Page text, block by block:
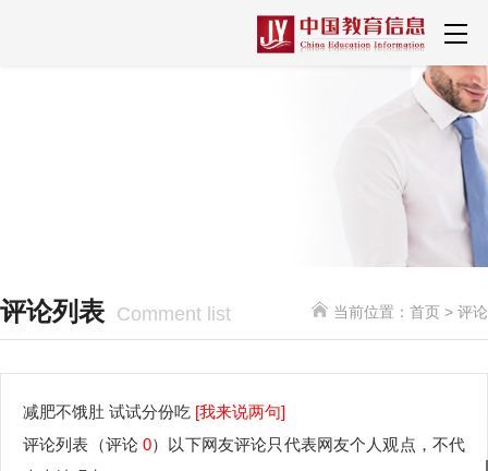
评论列表 Comment list 当前位置： 首页 > 评论
减肥不饿肚 试试分份吃 [我来说两句]
评论列表 （评论0）以下网友评论只代表网友个人观点，不代